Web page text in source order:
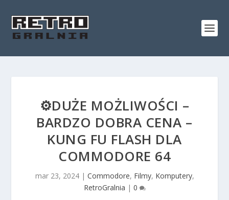
⚙️DUŻE MOŻLIWOŚCI –
BARDZO DOBRA CENA –
KUNG FU FLASH DLA
COMMODORE 64
mar 23, 2024| Commodore, Filmy, Komputery,
RetroGralnia | 0